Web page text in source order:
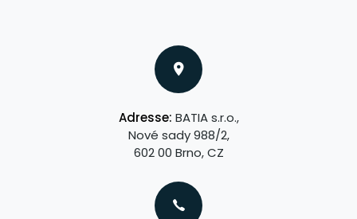
Adresse: BATIA s.r.o.,
Nové sady 988/2,
602 00 Brno, CZ